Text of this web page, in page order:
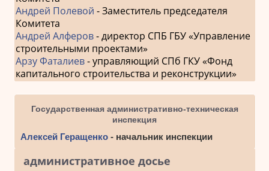
Андрей Полевой - Заместитель председателя
Комитета
Андрей Алферов- директор СПБ ГБУ «Управление
строительными проектами»
Арзу Фаталиев- управляющий СПб ГКУ «Фонд
капитального строительства и реконструкции»
Государственная административно-техническая
инспекция
Алексей Геращенко- начальник инспекции
административное досье